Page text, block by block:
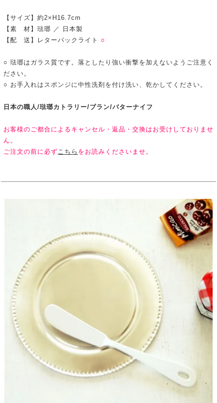
【サイズ】約2×H16.7cm
【素 材】琺瑯 ／ 日本製
【配 送】レターパックライト ○
○ 琺瑯はガラス質です。落としたり強い衝撃を加えないようご注意く
ださい。
○ お手入れはスポンジに中性洗剤を付け洗い、乾かしてください。
日本の職人/琺瑯カトラリー/ブラン/バターナイフ
お客様のご都合によるキャンセル・返品・交換はお受けしておりませ
ん。
ご注文の前に必ず こちら をお読みくださいませ。